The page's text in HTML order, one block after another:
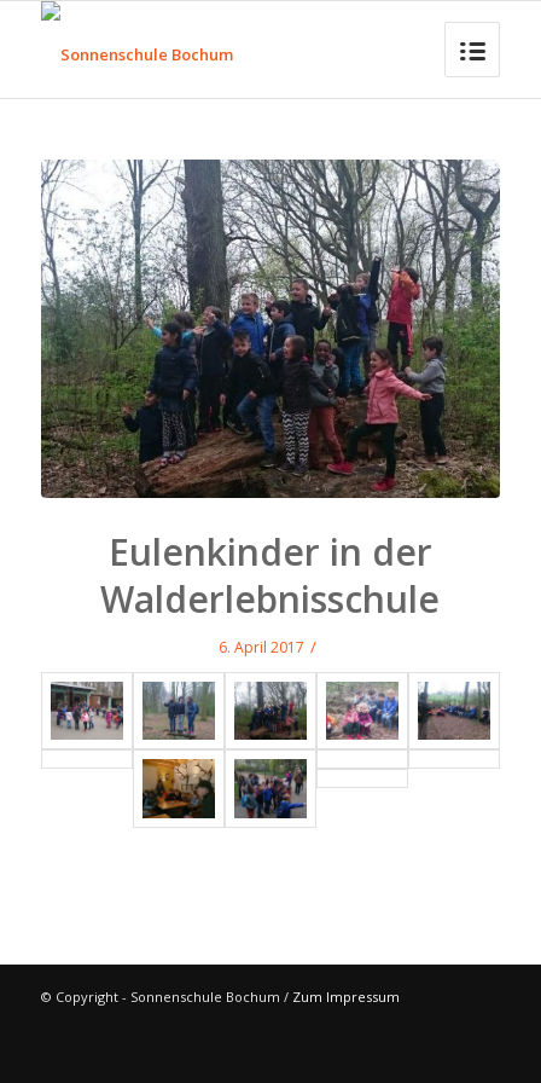
Eulenkinder in der
Walderlebnisschule
6. April 2017 /
© Copyright - Sonnenschule Bochum / Zum Impressum